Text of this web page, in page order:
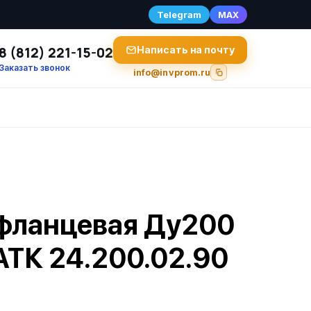
Telegram MAX
(812) 221-15-02
звонок
Написать на почту
info@invprom.ru
Ду200
24.200.02.90